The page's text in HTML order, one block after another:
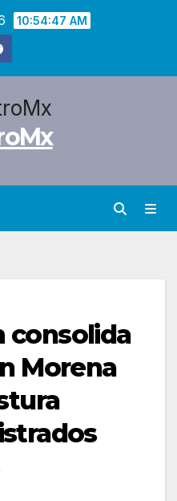
10:54:48 AM
consolida
Morena